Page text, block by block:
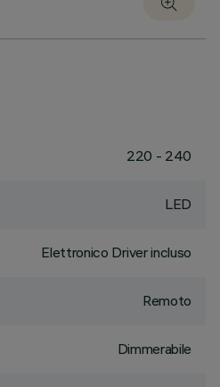
220 - 240
LED
Elettronico Driver incluso
Remoto
Dimmerabile